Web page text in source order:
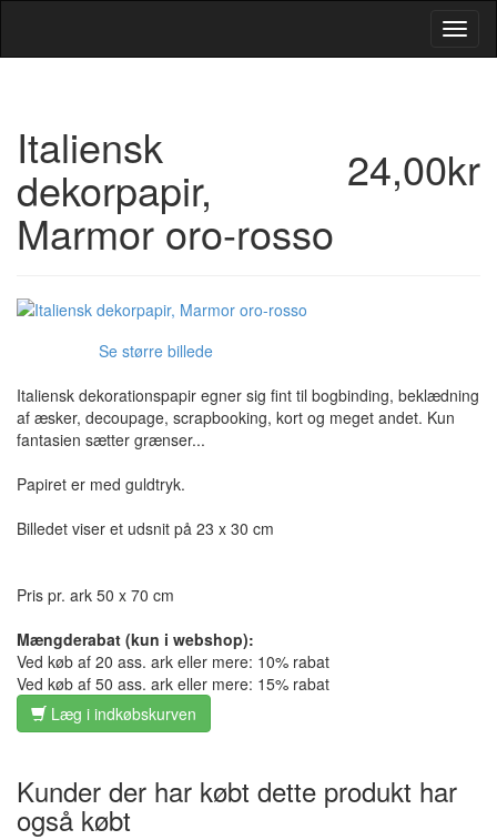
24,00kr
Italiensk
dekorpapir,
Marmor oro-rosso
Se større billede
Italiensk dekorationspapir egner sig fint til bogbinding, beklædning
af æsker, decoupage, scrapbooking, kort og meget andet. Kun
fantasien sætter grænser...
Papiret er med guldtryk.
Billedet viser et udsnit på 23 x 30 cm
Pris pr. ark 50 x 70 cm
Mængderabat (kun i webshop):
Ved køb af 20 ass. ark eller mere: 10% rabat
Ved køb af 50 ass. ark eller mere: 15% rabat
Læg i indkøbskurven
Kunder der har købt dette produkt har
også købt